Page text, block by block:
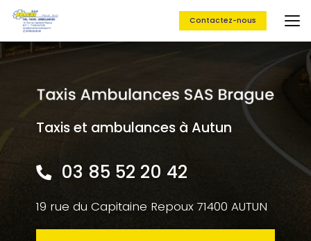
Aller
au
contenu
principal
Contactez-nous
Taxis et ambulances à Autun
03 85 52 20 42
19 rue du Capitaine Repoux 71400 AUTUN